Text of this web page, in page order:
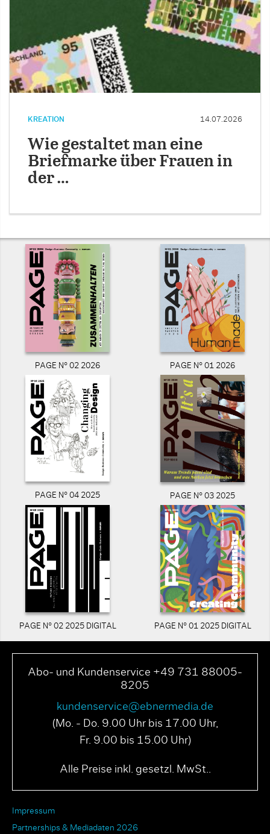
KREATION 14.07.2026
Wie gestaltet man eine
Briefmarke über Frauen in
der …
PAGE N° 02 2026 PAGE N° 01 2026
PAGE N° 04 2025 PAGE N° 03 2025
PAGE N° 02 2025 DIGITAL PAGE N° 01 2025 DIGITAL
Abo- und Kundenservice +49 731 88005-
8205
kundenservice@ebnermedia.de
(Mo. - Do. 9.00 Uhr bis 17.00 Uhr,
Fr. 9.00 bis 15.00 Uhr)
Alle Preise inkl. gesetzl. MwSt..
Impressum
Partnerships & Mediadaten 2026